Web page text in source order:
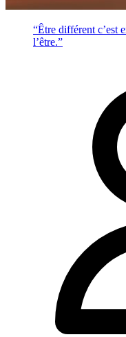
“Être différent c’est
l’être.”